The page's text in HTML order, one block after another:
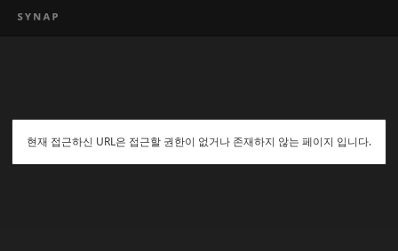
현재 접근하신 URL은 접근할 권한이 없거나 존재하지 않는 페이지 입니다.